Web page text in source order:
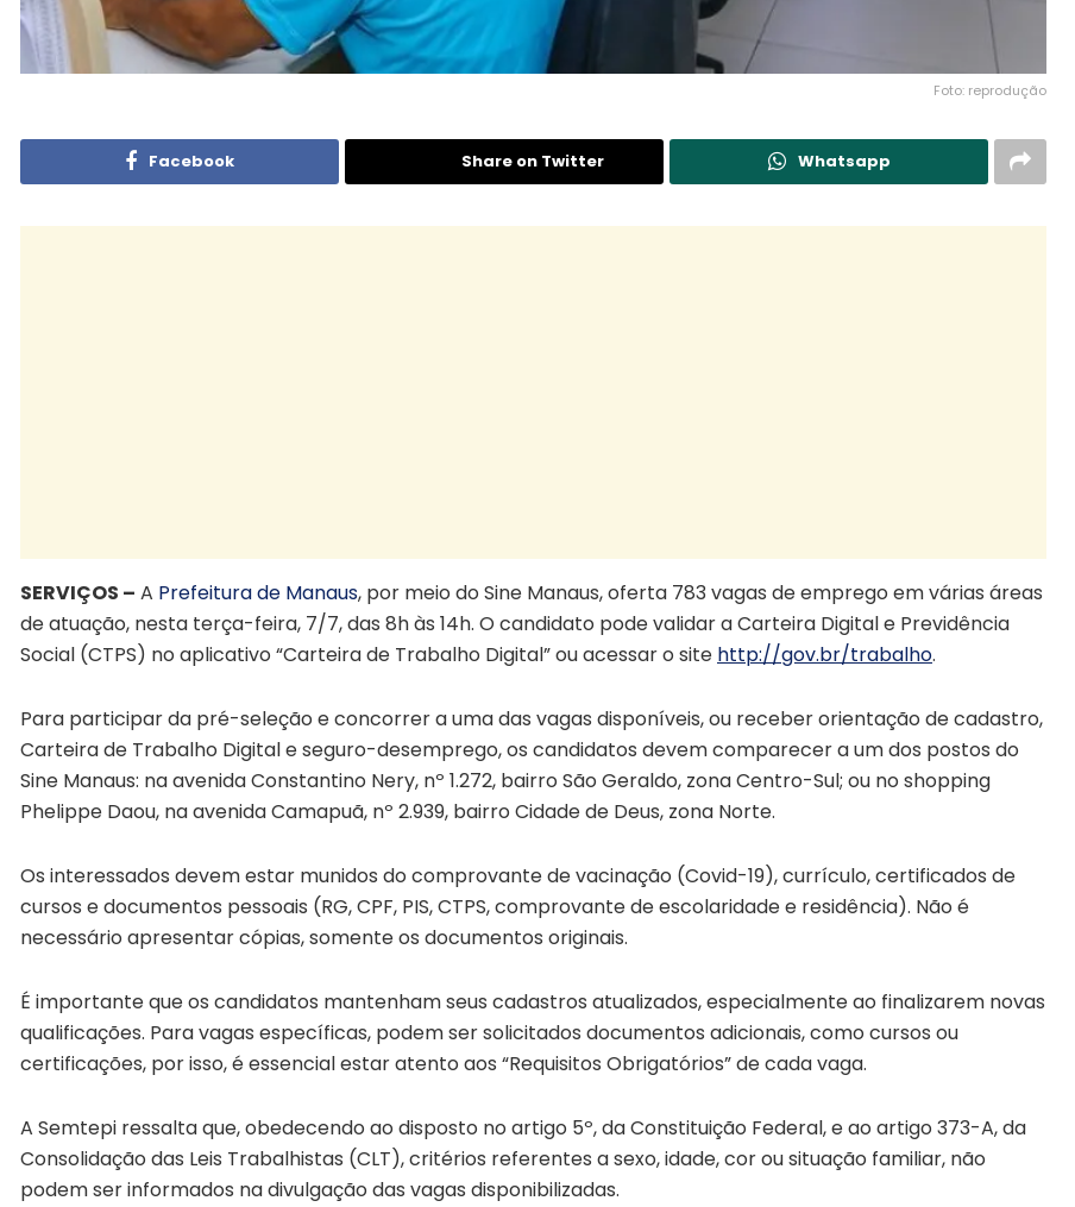
Foto: reprodução
Facebook Share on Twitter Whatsapp
SERVIÇOS – A Prefeitura de Manaus, por meio do Sine Manaus, oferta 783 vagas de emprego em várias áreas
de atuação, nesta terça-feira, 7/7, das 8h às 14h. O candidato pode validar a Carteira Digital e Previdência
Social (CTPS) no aplicativo “Carteira de Trabalho Digital” ou acessar o site http://gov.br/trabalho.
Para participar da pré-seleção e concorrer a uma das vagas disponíveis, ou receber orientação de cadastro,
Carteira de Trabalho Digital e seguro-desemprego, os candidatos devem comparecer a um dos postos do
Sine Manaus: na avenida Constantino Nery, nº 1.272, bairro São Geraldo, zona Centro-Sul; ou no shopping
Phelippe Daou, na avenida Camapuã, nº 2.939, bairro Cidade de Deus, zona Norte.
Os interessados devem estar munidos do comprovante de vacinação (Covid-19), currículo, certificados de
cursos e documentos pessoais (RG, CPF, PIS, CTPS, comprovante de escolaridade e residência). Não é
necessário apresentar cópias, somente os documentos originais.
É importante que os candidatos mantenham seus cadastros atualizados, especialmente ao finalizarem novas
qualificações. Para vagas específicas, podem ser solicitados documentos adicionais, como cursos ou
certificações, por isso, é essencial estar atento aos “Requisitos Obrigatórios” de cada vaga.
A Semtepi ressalta que, obedecendo ao disposto no artigo 5º, da Constituição Federal, e ao artigo 373-A, da
Consolidação das Leis Trabalhistas (CLT), critérios referentes a sexo, idade, cor ou situação familiar, não
podem ser informados na divulgação das vagas disponibilizadas.